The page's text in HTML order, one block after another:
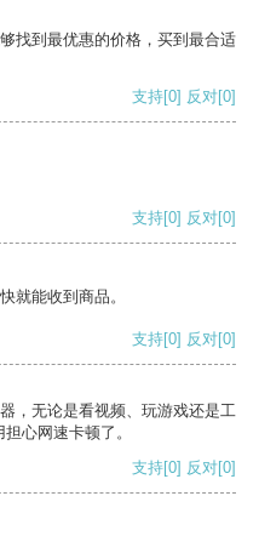
找到最优惠的价格，买到最合适
支持[0] 反对[0]
支持[0] 反对[0]
就能收到商品。
支持[0] 反对[0]
，无论是看视频、玩游戏还是工
心网速卡顿了。
支持[0] 反对[0]